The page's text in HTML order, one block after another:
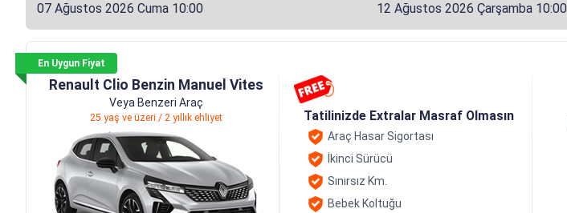
07 Ağustos 2026 Cuma 10:00
12 Ağustos 2026 Çarşamba 10:00
En Uygun Fiyat
Renault Clio Benzin Manuel Vites
Veya Benzeri Araç
25 yaş ve üzeri / 2 yıllık ehliyet Tatilinizde Extralar Masraf Olmasın
Araç Hasar Sigortası
İkinci Sürücü
Sınırsız Km.
Bebek Koltuğu